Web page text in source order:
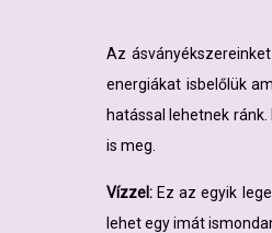
Az
energiákat isbelőlük
hatással lehetnek
is meg.
Vízzel: Ez az egyik
lehet egy imát